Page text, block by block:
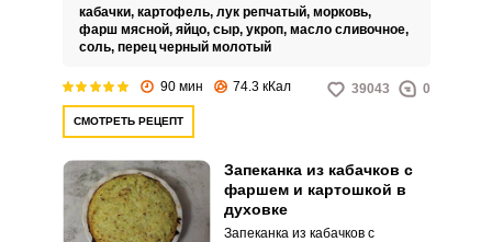
кабачки, картофель, лук репчатый, морковь,
фарш мясной, яйцо, сыр, укроп, масло сливочное,
соль, перец черный молотый
90 мин 74.3 кКал 39043 0
СМОТРЕТЬ РЕЦЕПТ
Запеканка из кабачков с
фаршем и картошкой в
духовке
Запеканка из кабачков с